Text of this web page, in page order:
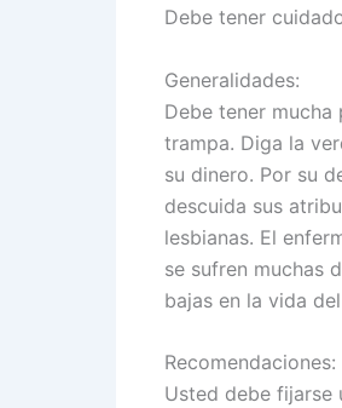
Debe tener
Generalidades:
Debe tener mucha
trampa. Diga la
su dinero. Por su
descuida sus
lesbianas. El
se sufren muchas
bajas en la vida
Recomendaciones:
Usted debe fijarse